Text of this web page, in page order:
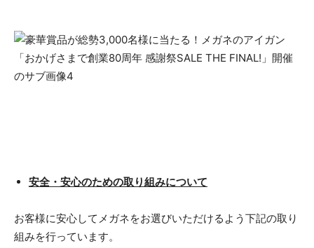
安全・安心のための取り組みについて
お客様に安心してメガネをお選びいただけるよう下記の取り
組みを行っています。